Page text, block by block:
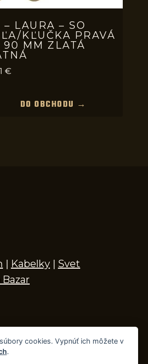
– LAURA – SO
KĽUČKA PRAVÁ
90 MM ZLATÁ
€
DO OBCHODU →
| Kabelky | Svet
cookies. Vypnúť ich môžete v
.